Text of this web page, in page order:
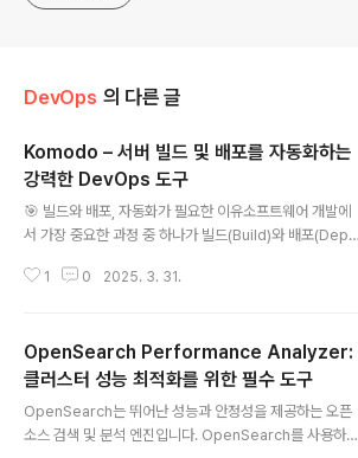
DevOps 의 다른 글
Komodo – 서버 빌드 및 배포를 자동화하는
강력한 DevOps 도구
🎯 빌드와 배포, 자동화가 필요한 이유소프트웨어 개발에
서 가장 중요한 과정 중 하나가 빌드(Build)와 배포(Depl
작업으로 배포하다 보면 다음과 같은 문제가 발생할 수 있
잘못된 버전이 배포될 위험이 있다.✅ 장애 발생 시 빠르게
롤백하기 어렵다.이러한 문제를 해결하기 위해 CI/CD(지
속적 통합/배포) 도구가 필요합니다.오늘 소개할 Komod
o는 이런 배포 프로세스를 자동화하고 관리하는 DevOps
도구입니다.🦎 Komodo란? – 개요 및 특징Komodo는
1 0 2025. 3. 31.
OpenSearch Performance Analyzer:
클러스터 성능 최적화를 위한 필수 도구
OpenSearch는 뛰어난 성능과 안정성을 제공하는 오픈
소스 검색 및 분석 엔진입니다. OpenSearch를 사용하는